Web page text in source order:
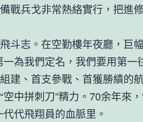
戰兵戈非常熱絡實行，把進
斗志。在空勤樓年夜廳，巨
為我們定名，我們要用第一
建、首支參戰、首獲勝績的
中拼刺刀”精力。70余年來
代飛翔員的血脈里。